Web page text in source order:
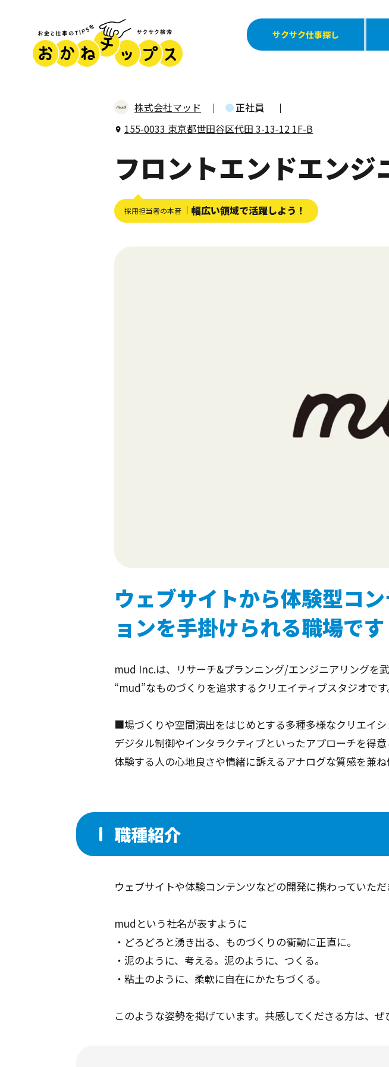
サクサク仕事探し
株式会社マッド
正社員
155-0033 東京都世田谷区代田 3-13-12 1F-B
フロントエンドエンジ
採用担当者の本音 幅広い領域で活躍しよう！
ウェブサイトから体験型コ
ョンを手掛けられる職場です
mud Inc.は、リサーチ&プランニング/エンジニアリングを武
“mud”なものづくりを追求するクリエイティブスタジオです
■場づくりや空間演出をはじめとする多種多様なクリエイ
デジタル制御やインタラクティブといったアプローチを得意
体験する人の心地良さや情緒に訴えるアナログな質感を兼ね
職種紹介
ウェブサイトや体験コンテンツなどの開発に携わっていただ
mudという社名が表すように
・どろどろと湧き出る、ものづくりの衝動に正直に。
・泥のように、考える。泥のように、つくる。
・粘土のように、柔軟に自在にかたちづくる。
このような姿勢を掲げています。共感してくださる方は、ぜ